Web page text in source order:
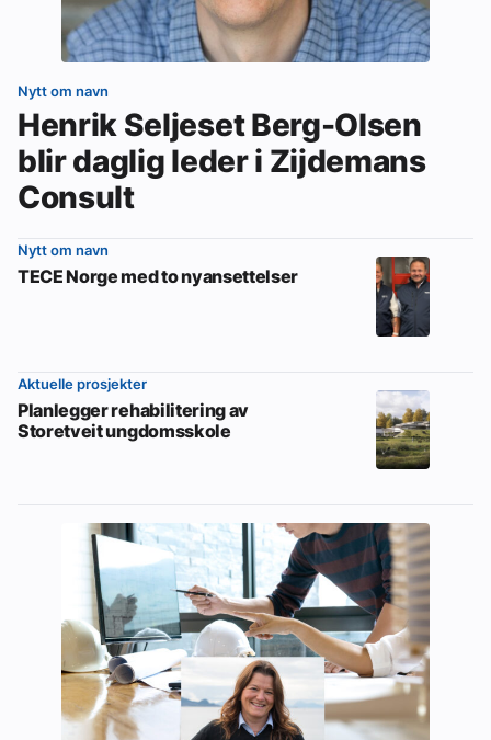
Nytt om navn
Henrik Seljeset Berg-Olsen
blir daglig leder i Zijdemans
Consult
Nytt om navn
TECE Norge med to nyansettelser
Aktuelle prosjekter
Planlegger rehabilitering av
Storetveit ungdomsskole